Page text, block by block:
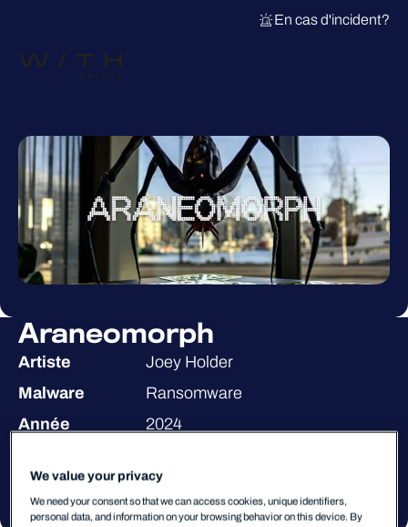
En cas d'incident?
Araneomorph
Artiste
Joey Holder
Malware
Ransomware
Année
2024
contreplaqué, caméra, LED
We value your privacy
We need your consent so that we can access cookies, unique identifiers,
personal data, and information on your browsing behavior on this device. By